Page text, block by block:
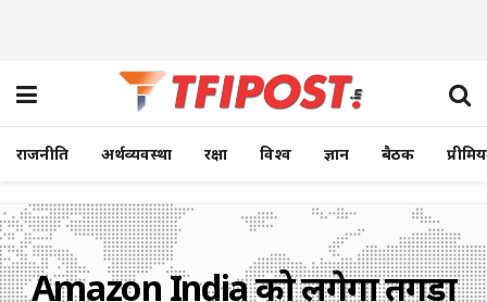
राजनीति अर्थव्यवस्था रक्षा विश्व ज्ञान बैठक
Amazon India को लगेगा तगड़ा